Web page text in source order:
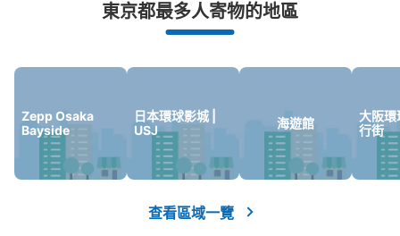
可保管的行李數
大的:3/ ¥600中等的 :15/ ¥400小的:13/ ¥300
發生行李破損、被偷等狀況時安心有保障
東京都最多人寄物的地區
Zepp Osaka
Bayside
日本環球影城 |
USJ
海遊館
大阪
行街
查看區域一覽